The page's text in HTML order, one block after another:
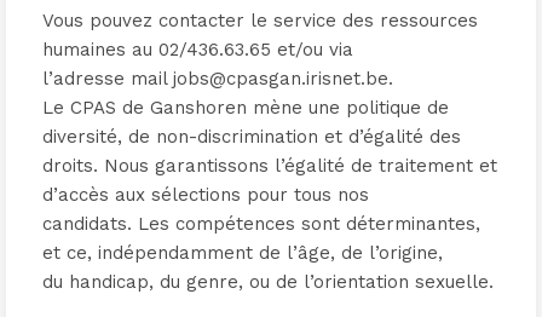
Vous pouvez contacter le service des ressources
humaines au 02/436.63.65 et/ou via
l’adresse mail jobs@cpasgan.irisnet.be.
Le CPAS de Ganshoren mène une politique de
diversité, de non-discrimination et d’égalité des
droits. Nous garantissons l’égalité de traitement et
d’accès aux sélections pour tous nos
candidats. Les compétences sont déterminantes,
et ce, indépendamment de l’âge, de l’origine,
du handicap, du genre, ou de l’orientation sexuelle.